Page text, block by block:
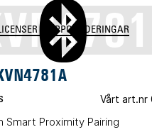
& UPPGRADERINGAR
Vårt art.nr
Smart Proximity Pairing